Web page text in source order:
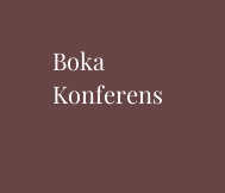
Boka
Konferens